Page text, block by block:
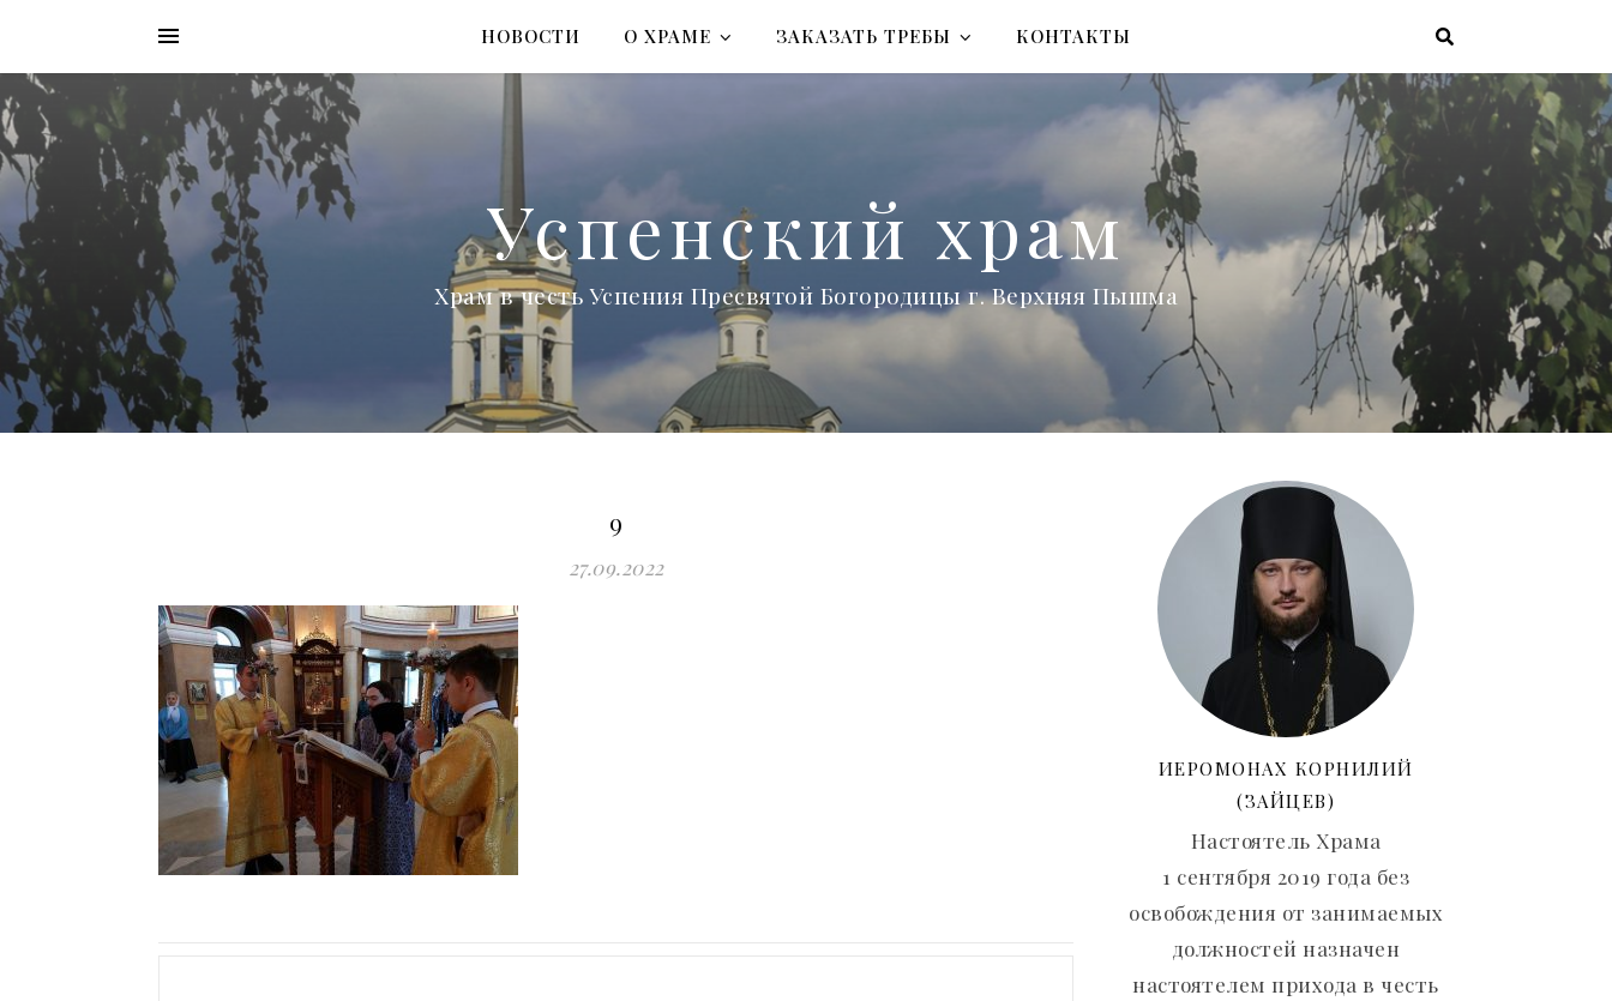
НОВОСТИ О ХРАМЕ ЗАКАЗАТЬ ТРЕБЫ КОНТАКТЫ
Успенский храм
Храм в честь Успения Пресвятой Богородицы г. Верхняя Пышма
9
27.09.2022
ИЕРОМОНАХ КОРНИЛИЙ
(ЗАЙЦЕВ)
Настоятель Храма
1 сентября 2019 года без
освобождения от занимаемых
должностей назначен
настоятелем прихода в честь